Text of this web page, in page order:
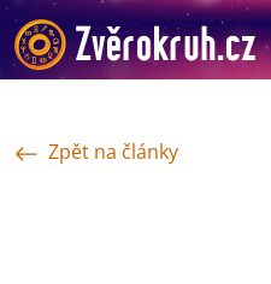
Zpět na články